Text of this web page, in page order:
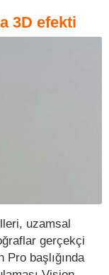
3D efekti
uzamsal
gerçekçi
başlığında